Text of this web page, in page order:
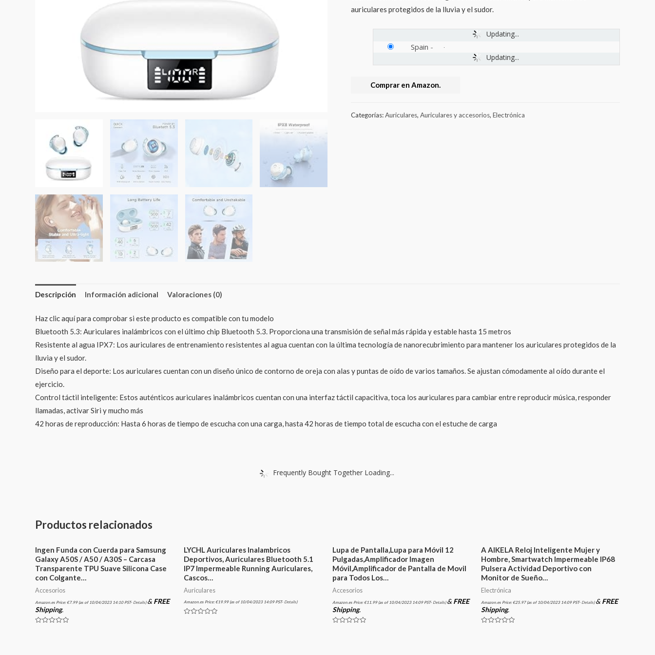
auriculares protegidos de la lluvia y el sudor.
Updating...
Updating...
Spain -
Comprar en Amazon.
Categorías:Auriculares, Auriculares y accesorios, Electrónica
Descripción Información adicional Valoraciones (0)
Haz clic aquí para comprobar si este producto es compatible con tu modelo
Bluetooth 5.3: Auriculares inalámbricos con el último chip Bluetooth 5.3. Proporciona una transmisión de señal más rápida y estable hasta 15 metros
Resistente al agua IPX7: Los auriculares de entrenamiento resistentes al agua cuentan con la última tecnología de nanorecubrimiento para mantener los auriculares protegidos de la
lluvia y el sudor.
Diseño para el deporte: Los auriculares cuentan con un diseño único de contorno de oreja con alas y puntas de oído de varios tamaños. Se ajustan cómodamente al oído durante el
ejercicio.
Control táctil inteligente: Estos auténticos auriculares inalámbricos cuentan con una interfaz táctil capacitiva, toca los auriculares para cambiar entre reproducir música, responder
llamadas, activar Siri y mucho más
42 horas de reproducción: Hasta 6 horas de tiempo de escucha con una carga, hasta 42 horas de tiempo total de escucha con el estuche de carga
Frequently Bought Together Loading...
Productos relacionados
Ingen Funda con Cuerda para Samsung
Galaxy A50S / A50 / A30S – Carcasa
Transparente TPU Suave Silicona Case
con Colgante…
Accesorios
Amazon.es Price: €7.99(as of 10/04/2023 14:10 PST- Details) & FREE
Shipping.
LYCHL Auriculares Inalambricos
Deportivos, Auriculares Bluetooth 5.1
IP7 Impermeable Running Auriculares,
Cascos…
Auriculares
Amazon.es Price: €19.99(as of 10/04/2023 14:09 PST- Details)
Lupa de Pantalla,Lupa para Móvil 12
Pulgadas,Amplificador Imagen
Móvil,Amplificador de Pantalla de Movil
para Todos Los…
Accesorios
Amazon.es Price: €11.99(as of 10/04/2023 14:09 PST- Details) & FREE
Shipping.
A AIKELA Reloj Inteligente Mujer y
Hombre, Smartwatch Impermeable IP68
Pulsera Actividad Deportivo con
Monitor de Sueño…
Electrónica
Amazon.es Price: €25.97(as of 10/04/2023 14:09 PST- Details) & FREE
Shipping.